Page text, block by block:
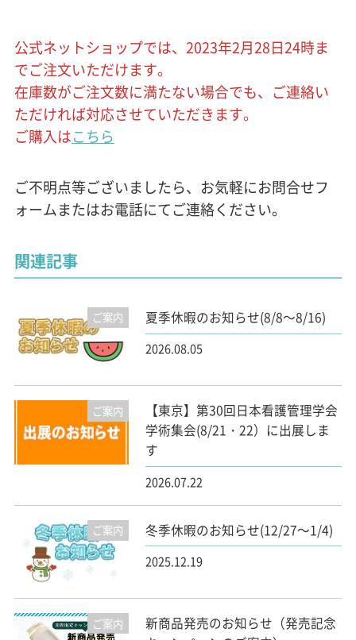
公式ネットショップでは、2023年2月28日24時ま
でご注文いただけます。
在庫数がご注文数に満たない場合でも、ご連絡い
ただければ対応させていただきます。
ご購入はこちら
ご不明点等ございましたら、お気軽にお問合せフ
ォームまたはお電話にてご連絡ください。
関連記事
ご案内 夏季休暇のお知らせ(8/8～8/16)
2026.08.05
ご案内
【東京】第30回日本看護管理学会
学術集会(8/21・22）に出展しま
す
2026.07.22
ご案内 冬季休暇のお知らせ(12/27～1/4)
2025.12.19
ご案内
新商品発売のお知らせ（発売記念